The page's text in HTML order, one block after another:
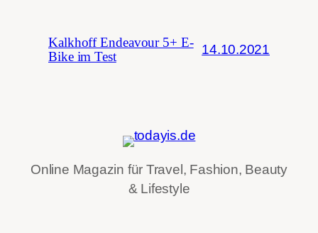
Kalkhoff Endeavour 5+ E-
Bike im Test
14.10.2021
Online Magazin für Travel, Fashion, Beauty
& Lifestyle